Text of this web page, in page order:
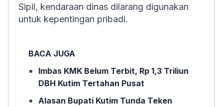
Sipil, kendaraan dinas dilarang digunakan
untuk kepentingan pribadi.
BACA JUGA
Imbas KMK Belum Terbit, Rp 1,3 Triliun
DBH Kutim Tertahan Pusat
Alasan Bupati Kutim Tunda Teken